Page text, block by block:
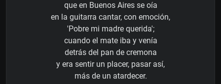
que en Buenos Aires se oía
en la guitarra cantar, con emoción,
'Pobre mi madre querida';
cuando el mate iba y venía
detrás del pan de cremona
y era sentir un placer, pasar así,
más de un atardecer.